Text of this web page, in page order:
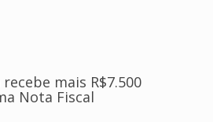
recebe mais R$7.500
Nota Fiscal